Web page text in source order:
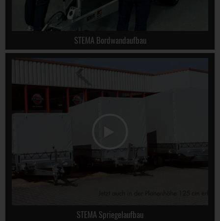
STEMA Bordwandaufbau
STEMA Spriegelaufbau